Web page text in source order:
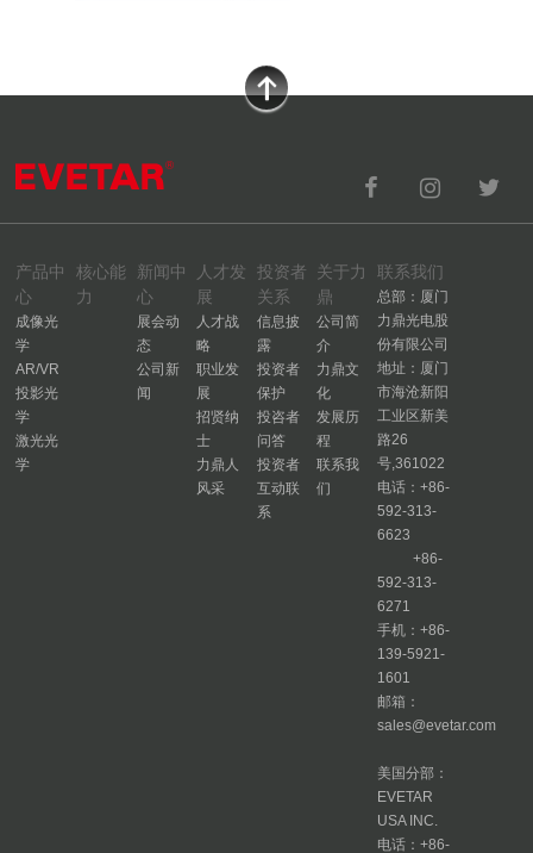
产品中
心
成像光
学
AR/VR
投影光
学
激光光
学
核心能
力
新闻中
心
展会动
态
公司新
闻
人才发
展
人才战
略
职业发
展
招贤纳
士
力鼎人
风采
投资者
关系
信息披
露
投资者
保护
投咨者
问答
投资者
互动联
系
关于力
鼎
公司简
介
力鼎文
化
发展历
程
联系我
们
联系我们
总部：厦门
力鼎光电股
份有限公司
地址：厦门
市海沧新阳
工业区新美
路26
号,361022
电话：+86-
592-313-
6623
+86-
592-313-
6271
手机：+86-
139-5921-
1601
邮箱：
sales@evetar.com
美国分部：
EVETAR
USA INC.
电话：+86-